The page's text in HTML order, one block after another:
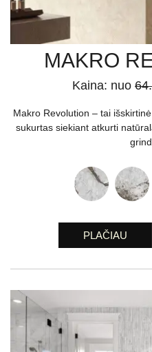
MAKRO
Kaina: nuo
Makro Revolution – tai
sukurtas siekiant atkurti
PLAČIAU